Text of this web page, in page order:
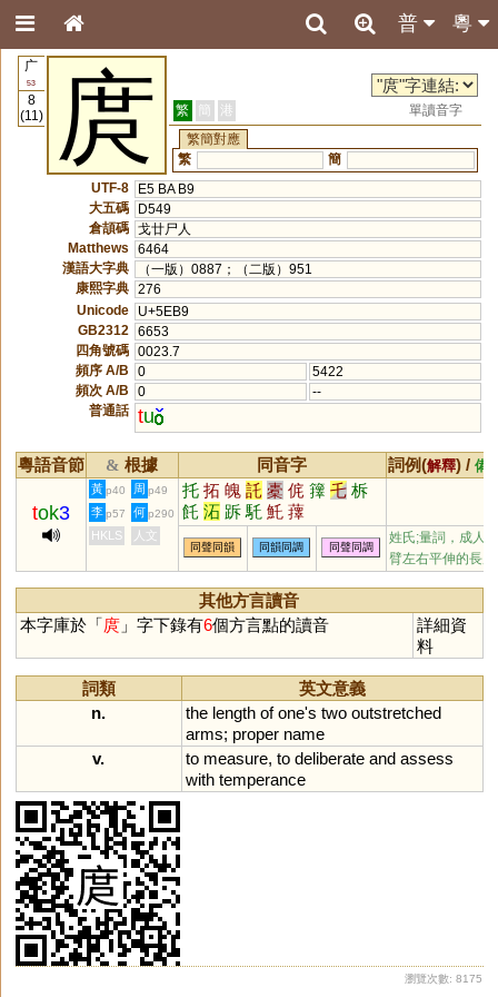
粵
普
广
53
8
(11)
庹 繁 簡 港
單讀音字
繁簡對應
繁
簡
UTF-8
E5 BA B9
大五碼
D549
倉頡碼 戈廿尸人
Matthews
6464
漢語大字典
（一版）0887；（二版）951
康熙字典 276
Unicode
U+5EB9
GB2312
6653
四角號碼 0023.7
頻序 A/B
0
5422
頻次 A/B
0
--
普通話 tu
粵語音節 & 根據 同音字 詞例(解釋) / 備
tok3
黃 p40 周 p49 托 拓 魄 託 橐 侂 籜 乇 柝
飥 沰 跅 馲 魠 蘀
李 p57 何 p290
HKLS 人文
同聲同韻 同韻同調 同聲同調
姓氏;量詞，成人
臂左右平伸的長度
其他方言讀音
本字庫於「 庹」字下錄有6個方言點的讀音
詳細資
料
詞類
英文意義
n.
the length of one's two outstretched
arms; proper name
v.
to measure, to deliberate and assess
with temperance
瀏覽次數: 8175